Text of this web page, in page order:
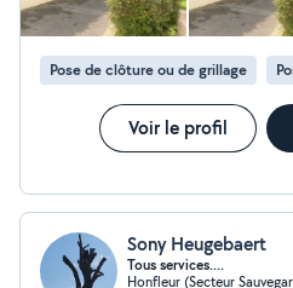
Pose de clôture ou de grillage
Voir le profil
Sony Heugebaert
Tous services....
Honfleur (Secteur